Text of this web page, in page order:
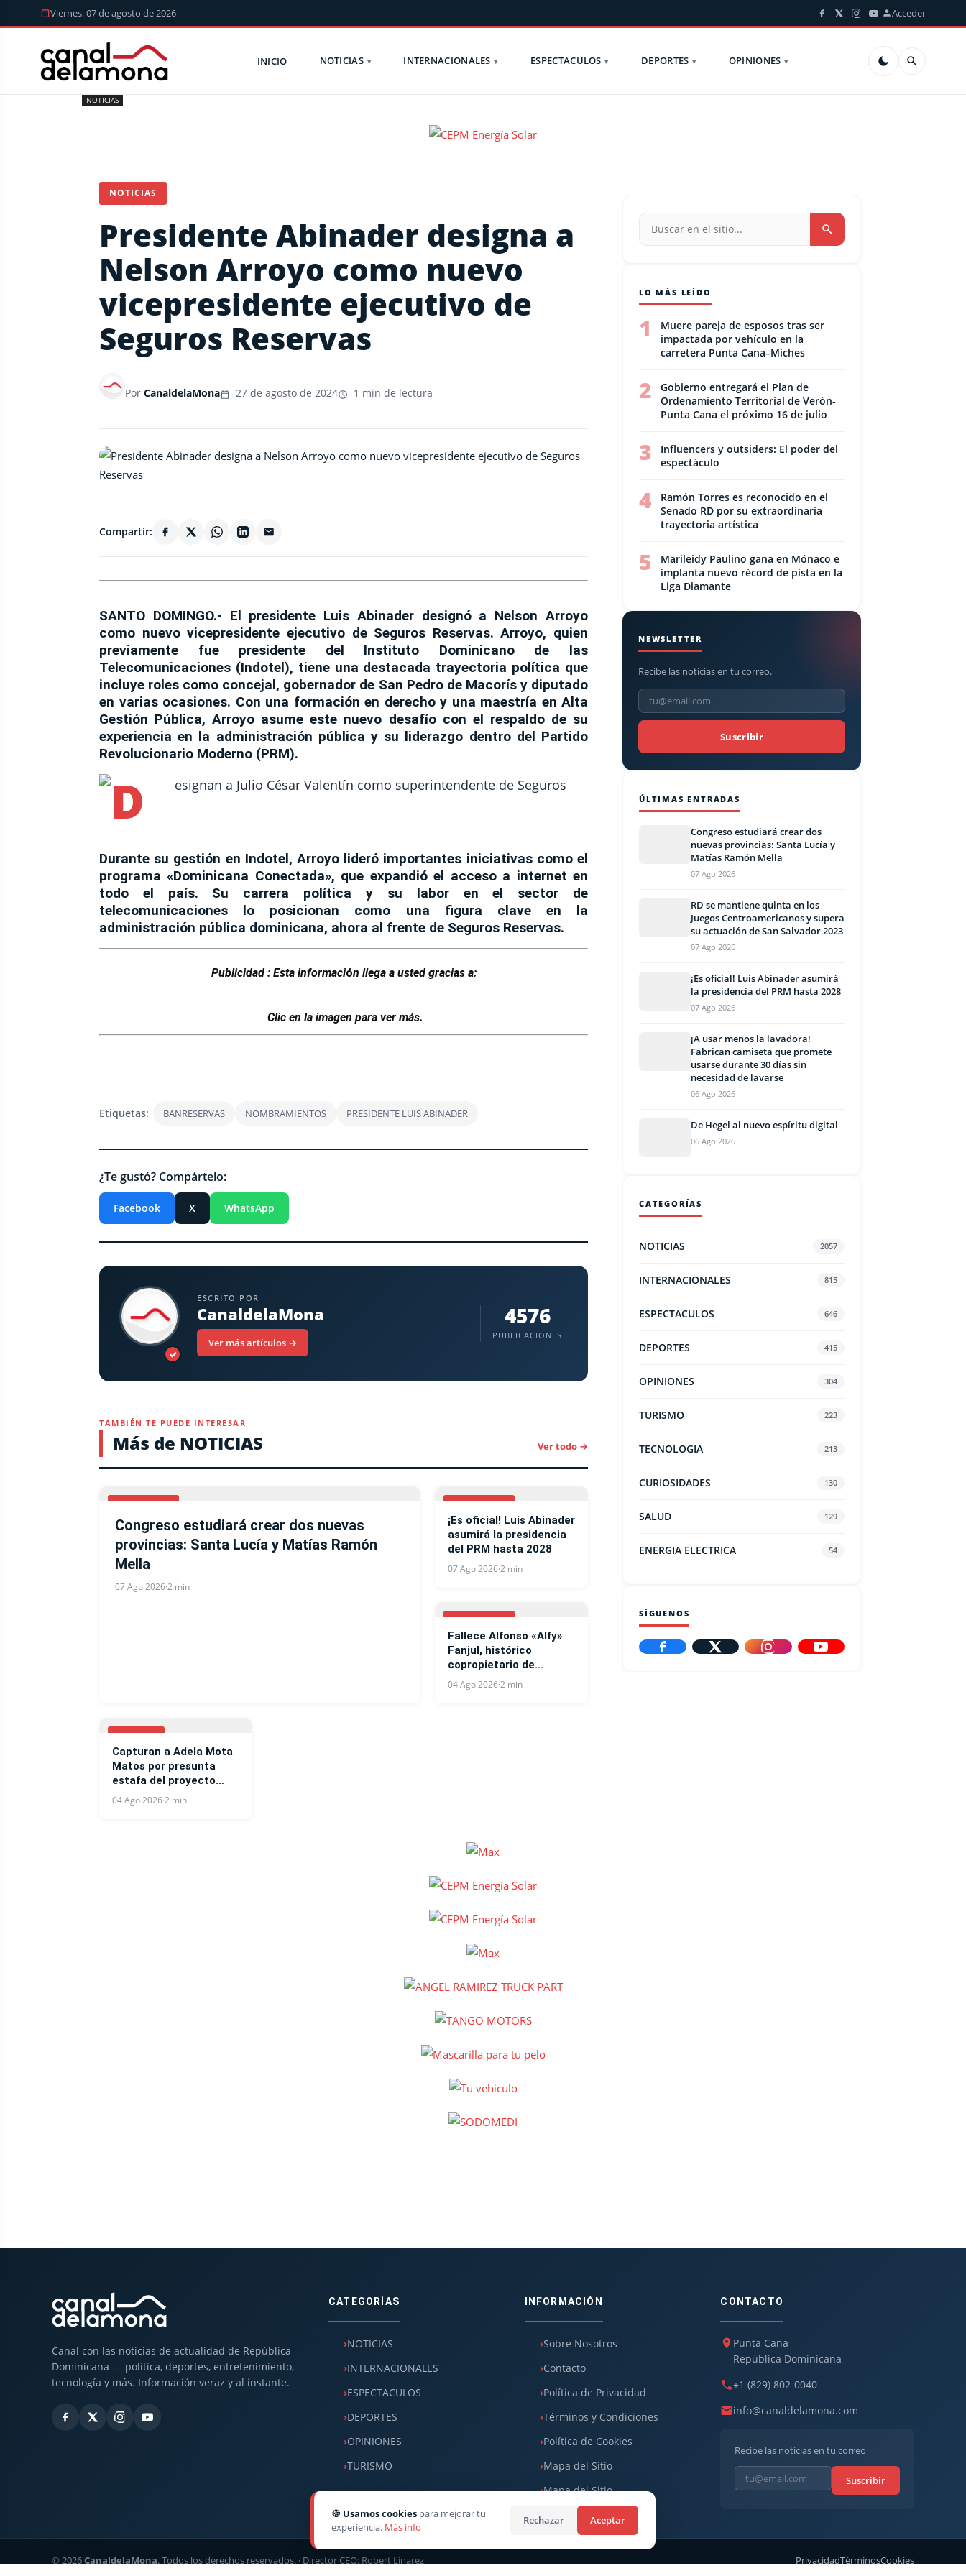
Viernes, 07 de agosto de 2026 Acceder
INICIO NOTICIAS INTERNACIONALES ESPECTACULOS DEPORTES OPINIONES
NOTICIAS
NOTICIAS
Presidente Abinader designa a
Nelson Arroyo como nuevo
vicepresidente ejecutivo de
Seguros Reservas
Por CanaldelaMona 27 de agosto de 2024 1 min de lectura
Compartir:
SANTO DOMINGO.- El presidente Luis Abinader designó a Nelson Arroyo
como nuevo vicepresidente ejecutivo de Seguros Reservas. Arroyo, quien
previamente fue presidente del Instituto Dominicano de las
Telecomunicaciones (Indotel), tiene una destacada trayectoria política que
incluye roles como concejal, gobernador de San Pedro de Macorís y diputado
en varias ocasiones. Con una formación en derecho y una maestría en Alta
Gestión Pública, Arroyo asume este nuevo desafío con el respaldo de su
experiencia en la administración pública y su liderazgo dentro del Partido
Revolucionario Moderno (PRM).
Durante su gestión en Indotel, Arroyo lideró importantes iniciativas como el
programa «Dominicana Conectada», que expandió el acceso a internet en
todo el país. Su carrera política y su labor en el sector de
telecomunicaciones lo posicionan como una figura clave en la
administración pública dominicana, ahora al frente de Seguros Reservas.
Publicidad : Esta información llega a usted gracias a:
Clic en la imagen para ver más.
Etiquetas: BANRESERVAS NOMBRAMIENTOS PRESIDENTE LUIS ABINADER
¿Te gustó? Compártelo:
Facebook X WhatsApp
✓
ESCRITO POR
CanaldelaMona
Ver más artículos →
4576
PUBLICACIONES
TAMBIÉN TE PUEDE INTERESAR
Más de NOTICIAS Ver todo →
NACIONALES
Congreso estudiará crear dos nuevas
provincias: Santa Lucía y Matías Ramón
Mella
07 Ago 2026·2 min
NACIONALES
¡Es oficial! Luis Abinader
asumirá la presidencia
del PRM hasta 2028
07 Ago 2026·2 min
NACIONALES
Fallece Alfonso «Alfy»
Fanjul, histórico
copropietario de
Central Romana
04 Ago 2026·2 min
NOTICIAS
Capturan a Adela Mota
Matos por presunta
estafa del proyecto
West Side Residences
en Punta Cana
04 Ago 2026·2 min
LO MÁS LEÍDO
1
Muere pareja de esposos tras ser
impactada por vehículo en la
carretera Punta Cana–Miches
2
Gobierno entregará el Plan de
Ordenamiento Territorial de Verón-
Punta Cana el próximo 16 de julio
3
Influencers y outsiders: El poder del
espectáculo
4
Ramón Torres es reconocido en el
Senado RD por su extraordinaria
trayectoria artística
5
Marileidy Paulino gana en Mónaco e
implanta nuevo récord de pista en la
Liga Diamante
NEWSLETTER
Recibe las noticias en tu correo.
Suscribir
ÚLTIMAS ENTRADAS
Congreso estudiará crear dos
nuevas provincias: Santa Lucía y
Matías Ramón Mella
07 Ago 2026
RD se mantiene quinta en los
Juegos Centroamericanos y supera
su actuación de San Salvador 2023
07 Ago 2026
¡Es oficial! Luis Abinader asumirá
la presidencia del PRM hasta 2028
07 Ago 2026
¡A usar menos la lavadora!
Fabrican camiseta que promete
usarse durante 30 días sin
necesidad de lavarse
06 Ago 2026
De Hegel al nuevo espíritu digital
06 Ago 2026
CATEGORÍAS
NOTICIAS 2057
INTERNACIONALES 815
ESPECTACULOS 646
DEPORTES 415
OPINIONES 304
TURISMO 223
TECNOLOGIA 213
CURIOSIDADES 130
SALUD 129
ENERGIA ELECTRICA 54
SÍGUENOS
Canal con las noticias de actualidad de República
Dominicana — política, deportes, entretenimiento,
tecnología y más. Información veraz y al instante.
CATEGORÍAS
NOTICIAS
INTERNACIONALES
ESPECTACULOS
DEPORTES
OPINIONES
TURISMO
INFORMACIÓN
Sobre Nosotros
Contacto
Política de Privacidad
Términos y Condiciones
Política de Cookies
Mapa del Sitio
Mapa del Sitio
CONTACTO
Punta Cana
República Dominicana
+1 (829) 802-0040
info@canaldelamona.com
Recibe las noticias en tu correo
Suscribir
© 2026CanaldelaMona. Todos los derechos reservados. · Director CEO: Robert Linarez PrivacidadTérminosCookies
🍪 Usamos cookies para mejorar tu
experiencia. Más info
Rechazar Aceptar